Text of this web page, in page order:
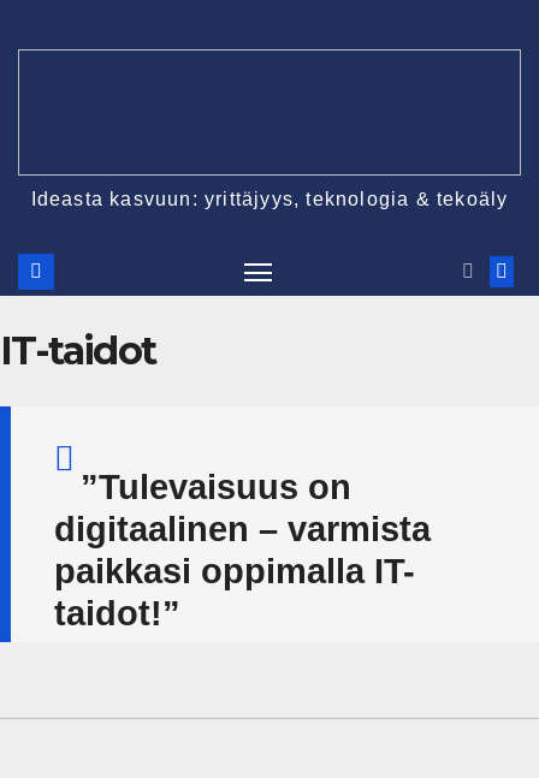
Ideasta kasvuun: yrittäjyys, teknologia & tekoäly
IT-taidot
”Tulevaisuus on
digitaalinen – varmista
paikkasi oppimalla IT-
taidot!”